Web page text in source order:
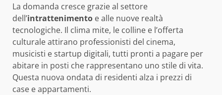
La domanda cresce grazie al settore
dell’intrattenimento e alle nuove realtà
tecnologiche. Il clima mite, le colline e l’offerta
culturale attirano professionisti del cinema,
musicisti e startup digitali, tutti pronti a pagare per
abitare in posti che rappresentano uno stile di vita.
Questa nuova ondata di residenti alza i prezzi di
case e appartamenti.